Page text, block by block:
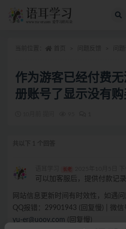
作为游客已经付费
册账号了显示没有
长老
可以加客服后，提供付款记
网站信息更新时间有时效性，如遇
QQ报错：29901943 (回复慢) | 微信
yu-er@uoov.com (回复慢)